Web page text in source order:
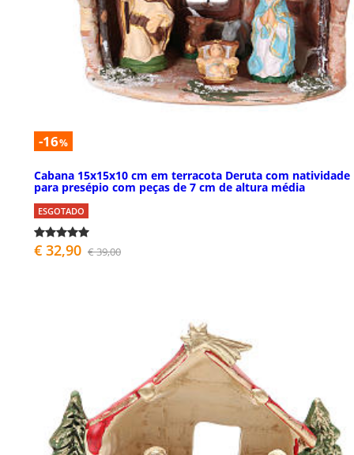
-16%
Cabana 15x15x10 cm em terracota Deruta com natividade
para presépio com peças de 7 cm de altura média
ESGOTADO
€ 32,90 € 39,00